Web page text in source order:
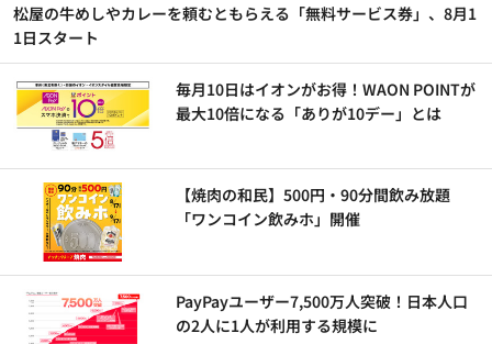
松屋の牛めしやカレーを頼むともらえる「無料サービス券」、8月1
1日スタート
毎月10日はイオンがお得！WAON POINTが
最大10倍になる「ありが10デー」とは
【焼肉の和民】500円・90分間飲み放題
「ワンコイン飲みホ」開催
PayPayユーザー7,500万人突破！日本人口
の2人に1人が利用する規模に